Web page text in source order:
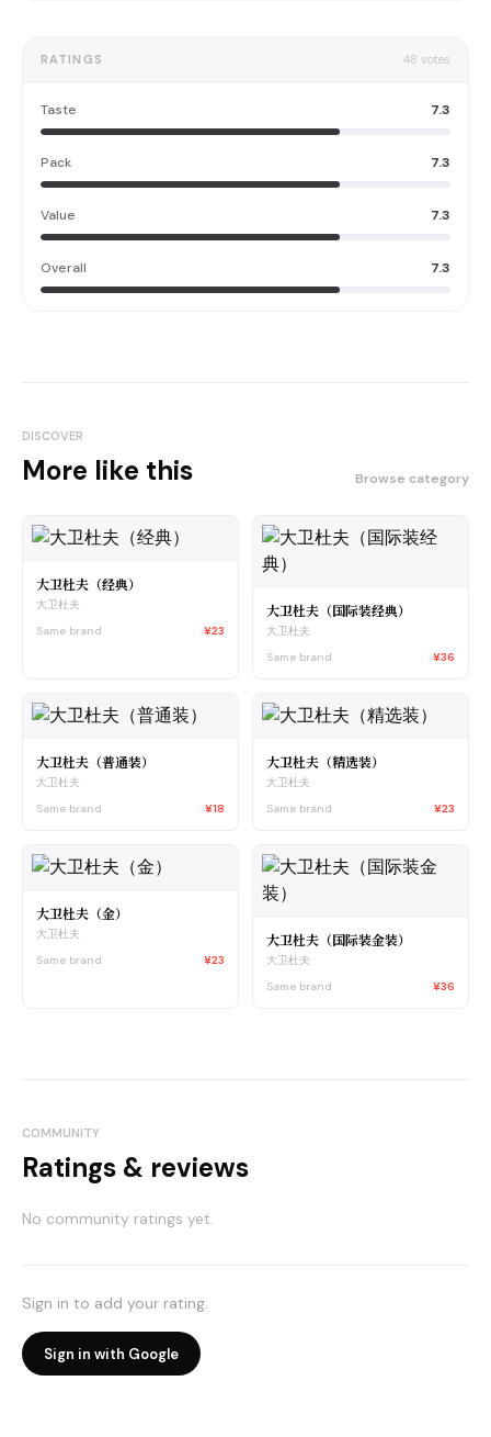
RATINGS 48 votes
Taste 7.3
Pack 7.3
Value 7.3
Overall 7.3
DISCOVER
More like this Browse category
大卫杜夫（经典）
大卫杜夫
Same brand
¥23
大卫杜夫（国际装经典）
大卫杜夫
Same brand
¥36
大卫杜夫（普通装）
大卫杜夫
Same brand
¥18
大卫杜夫（精选装）
大卫杜夫
Same brand
¥23
大卫杜夫（金）
大卫杜夫
Same brand
¥23
大卫杜夫（国际装金装）
大卫杜夫
Same brand
¥36
COMMUNITY
Ratings & reviews
No community ratings yet.
Sign in to add your rating.
Sign in with Google